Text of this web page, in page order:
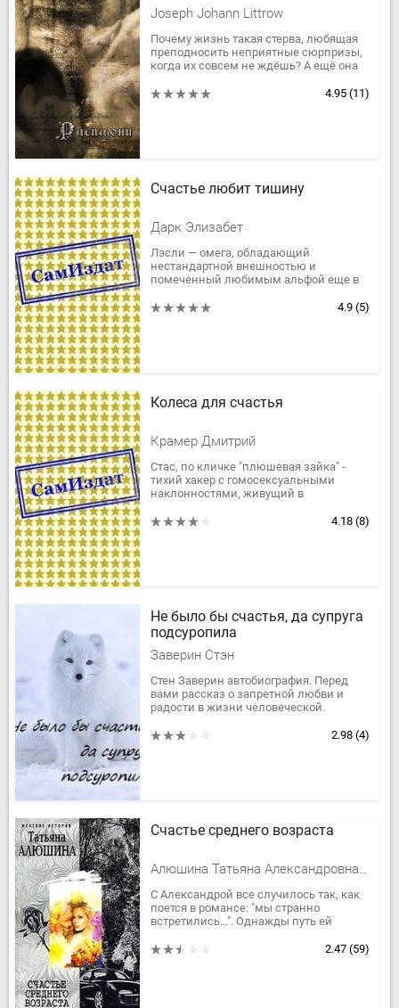
Joseph Johann Littrow
Почему жизнь такая стерва, любящая
преподносить неприятные сюрпризы,
когда их совсем не ждёшь? А ещё она
иногда, будто...
4.95 (11)
Счастье любит тишину
Дарк Элизабет
Лэсли — омега, обладающий
нестандартной внешностью и
помеченный любимым альфой еще в
меняется, когда они оба понимают, что
4.9 (5)
Колеса для счастья
Крамер Дмитрий
Стас, по кличке "плюшевая зайка" -
тихий хакер с гомосексуальными
наклонностями, живущий в
неблагополучном районе на окраине
4.18 (8)
Не было бы счастья, да супруга
подсуропила
Заверин Стэн
Стен Заверин автобиография. Перед
вами рассказ о запретной любви и
радости в жизни человеческой.
2.98 (4)
Счастье среднего возраста
Алюшина Татьяна Александровна, Алюшина Светлана
С Александрой все случилось так, как
поется в романсе: "мы странно
встретились...". Однажды путь ей
весьма агрессивными пассажирами....
2.47 (59)